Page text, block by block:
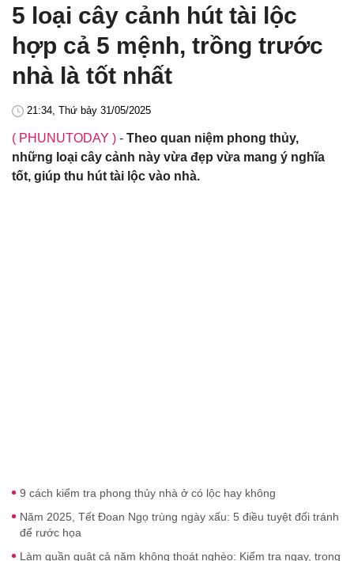
5 loại cây cảnh hút tài lộc
hợp cả 5 mệnh, trồng trước
nhà là tốt nhất
21:34, Thứ bảy 31/05/2025
( PHUNUTODAY ) - Theo quan niệm phong thủy,
những loại cây cảnh này vừa đẹp vừa mang ý nghĩa
tốt, giúp thu hút tài lộc vào nhà.
9 cách kiểm tra phong thủy nhà ở có lộc hay không
Năm 2025, Tết Đoan Ngọ trùng ngày xấu: 5 điều tuyệt đối tránh
để rước họa
Làm quần quật cả năm không thoát nghèo: Kiểm tra ngay, trong